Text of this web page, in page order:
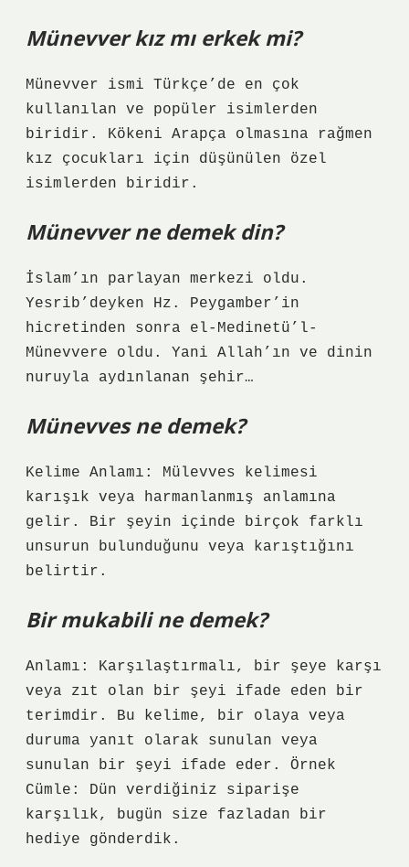
Münevver kız mı erkek mi?
Münevver ismi Türkçe’de en çok
kullanılan ve popüler isimlerden
biridir. Kökeni Arapça olmasına rağmen
kız çocukları için düşünülen özel
isimlerden biridir.
Münevver ne demek din?
İslam’ın parlayan merkezi oldu.
Yesrib’deyken Hz. Peygamber’in
hicretinden sonra el-Medinetü’l-
Münevvere oldu. Yani Allah’ın ve dinin
nuruyla aydınlanan şehir…
Münevves ne demek?
Kelime Anlamı: Mülevves kelimesi
karışık veya harmanlanmış anlamına
gelir. Bir şeyin içinde birçok farklı
unsurun bulunduğunu veya karıştığını
belirtir.
Bir mukabili ne demek?
Anlamı: Karşılaştırmalı, bir şeye karşı
veya zıt olan bir şeyi ifade eden bir
terimdir. Bu kelime, bir olaya veya
duruma yanıt olarak sunulan veya
sunulan bir şeyi ifade eder. Örnek
Cümle: Dün verdiğiniz siparişe
karşılık, bugün size fazladan bir
hediye gönderdik.